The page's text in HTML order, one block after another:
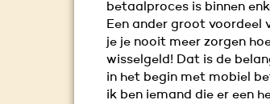
betaalproces is binnen
Een ander groot voordeel
je je nooit meer zorgen
wisselgeld! Dat is de
in het begin met mobiel
ik ben iemand die er een